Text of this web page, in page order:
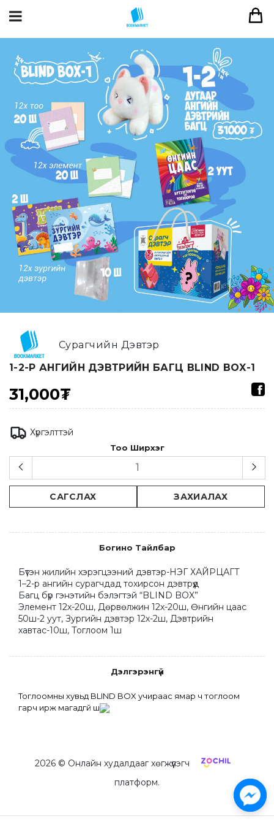
Сурагчийн Дэвтэр
1-2-Р АНГИЙН ДЭВТРИЙН БАГЦ BLIND BOX-1
31,000₮
Хүргэлттэй
Тоо Ширхэг
САГСЛАХ ЗАХИАЛАХ
Богино Тайлбар
Бүтэн жилийн хэрэгцээний дэвтэр-НЭГ ХАЙРЦАГТ
1–2-р ангийн сурагчдад тохирсон дэвтрүүд
Багц бүр гэнэтийн бэлэгтэй “BLIND BOX”
Элемент 12х-20ш, Дөрвөлжин 12х-20ш, Өнгийн цаас
50ш-2 уут, Зургийн дэвтэр 12х-2ш, Дэвтрийн
хавтас-10ш, Тоглоом 1ш
Дэлгэрэнгүй
Тоглоомны хувьд BLIND BOX учираас ямар ч тоглоом
гарч ирж магадгүй шүү
2026© Онлайн худалдааг хөгжүүлэгч
платформ.